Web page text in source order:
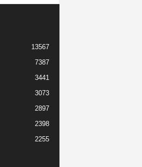
13567
7387
3441
3073
2897
2398
2255